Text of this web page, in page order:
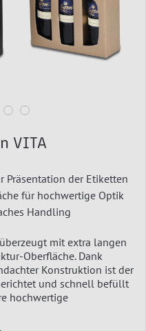
VITA
Präsentation der Etiketten
für hochwertige Optik
Handling
mit extra langen
Oberfläche. Dank
Konstruktion ist der
und schnell befüllt
hochwertige